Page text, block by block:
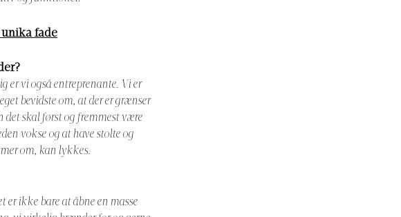
unika fade
er vi også entreprenante. Vi er
bevidste om, at der er grænser
det skal først og fremmest være
vokse og at have stolte og
om, kan lykkes.
er ikke bare at åbne en masse